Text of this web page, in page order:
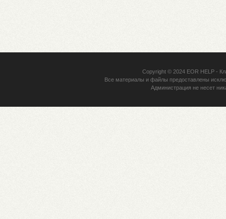
Copyright © 2024 EOR HELP-
Все материалы и файлы предоставлены
Администрация не несет